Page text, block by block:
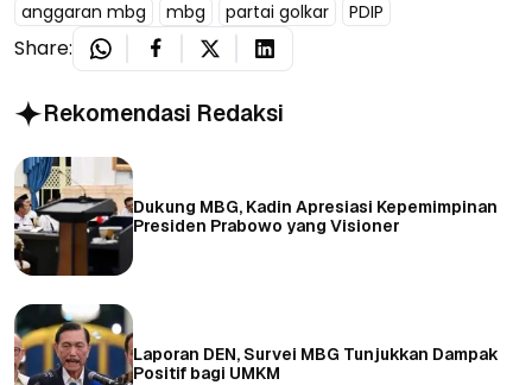
anggaran mbg mbg partai golkar PDIP
Share:
Rekomendasi Redaksi
Dukung MBG, Kadin Apresiasi Kepemimpinan
Presiden Prabowo yang Visioner
Laporan DEN, Survei MBG Tunjukkan Dampak
Positif bagi UMKM